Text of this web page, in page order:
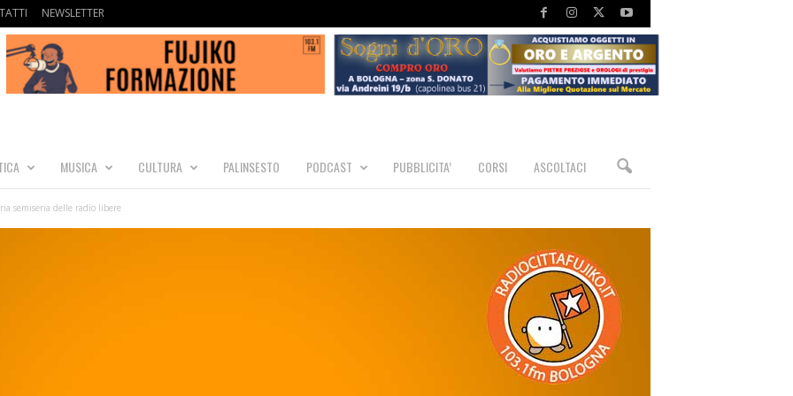
NEWSLETTER
MUSICA CULTURA PALINSESTO PODCAST PUBBLICITA’ CORSI ASCOLTACI
semiseria delle radio libere